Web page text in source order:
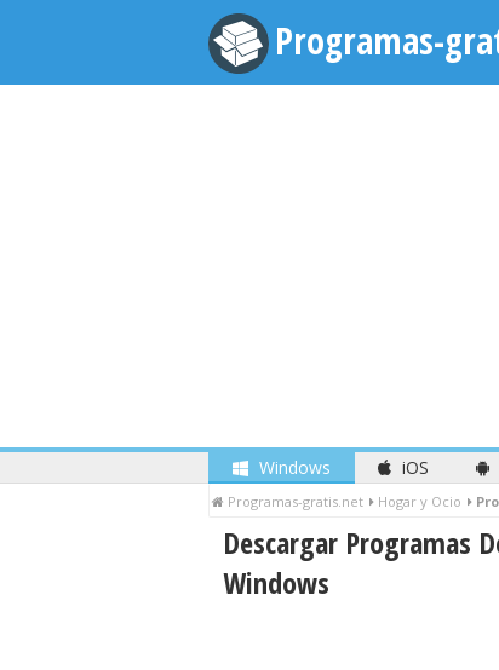
Programas-
Windows iOS
Programas-gratis.net Hogar y Ocio
Descargar Programas
Windows